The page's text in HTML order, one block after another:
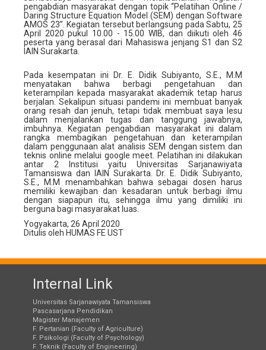
pengabdian masyarakat dengan topik “Pelatihan Online /
Daring Structure Equation Model (SEM) dengan Software
AMOS 23”. Kegiatan tersebut berlangsung pada Sabtu, 25
April 2020 pukul 10.00 - 15.00 WIB, dan diikuti oleh 46
peserta yang berasal dari Mahasiswa jenjang S1 dan S2
IAIN Surakarta.
Pada kesempatan ini Dr. E. Didik Subiyanto, S.E., M.M
menyatakan bahwa berbagi pengetahuan dan
keterampilan kepada masyarakat akademik tetap harus
berjalan. Sekalipun situasi pandemi ini membuat banyak
orang resah dan jenuh, tetapi tidak membuat saya lesu
dalam menjalankan tugas dan tanggung jawabnya,
imbuhnya. Kegiatan pengabdian masyarakat ini dalam
rangka membagikan pengetahuan dan keterampilan
dalam penggunaan alat analisis SEM dengan sistem dan
teknis online melalui google meet. Pelatihan ini dilakukan
antar 2 Institusi yaitu Universitas Sarjanawiyata
Tamansiswa dan IAIN Surakarta. Dr. E. Didik Subiyanto,
S.E., M.M menambahkan bahwa sebagai dosen harus
memiliki kewajiban dan kesadaran untuk berbagi ilmu
dengan siapapun itu, sehingga ilmu yang dimiliki ini
berguna bagi masyarakat luas.
Yogyakarta, 26 April 2020
Ditulis oleh HUMAS FE UST
Internal Link
Universitas Sarjanawiyata Tamansiswa
Pascasarjana Pendidikan
Magister Manajemen
F. Pertanian (Faculty of Agriculture)
F. Psikologi (Faculty of Psychology)
F. Teknik (Faculty of Engineering)